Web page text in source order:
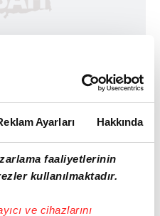
Ayarları Hakkında
faaliyetlerinin
kullanılmaktadır.
ve cihazlarını